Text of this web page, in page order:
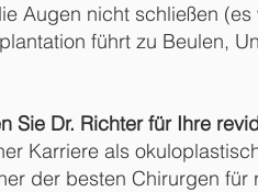
Augen nicht schließen
führt zu Beulen,
Sie Dr. Richter für Ihre
Karriere als
der besten Chirurgen